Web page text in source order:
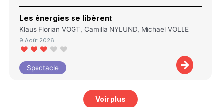
Les énergies se libèrent
Klaus Florian VOGT, Camilla NYLUND, Michael VOLLE
9 Août 2026
Spectacle
Voir plus